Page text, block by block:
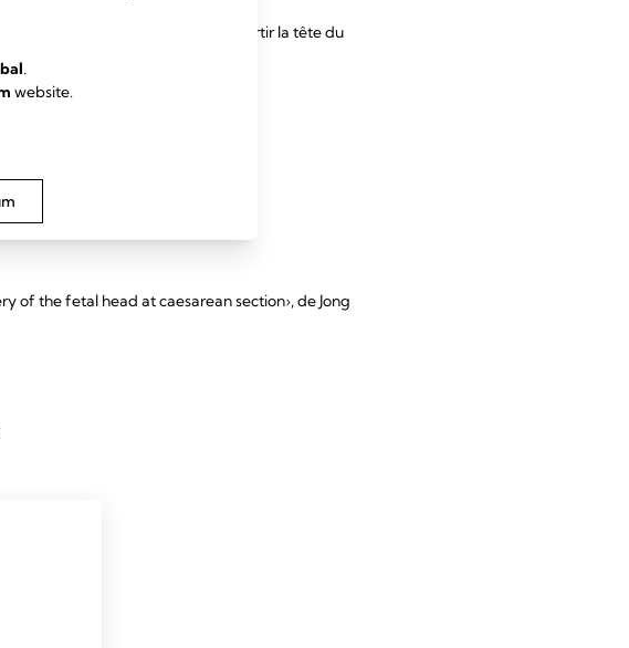
et efficace au forceps
pour sortir la tête du
the fetal head at caesarean section›, de Jong
.
website.